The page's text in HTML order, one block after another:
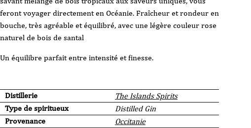
feront voyager directement en Océanie. Fraîcheur et rondeur en
bouche, très agréable et équilibré, avec une légère couleur rose
naturel de bois de santal
Un équilibre parfait entre intensité et finesse.
Distillerie
The Islands Spirits
Type de spiritueux
Distilled Gin
Provenance
Occitanie